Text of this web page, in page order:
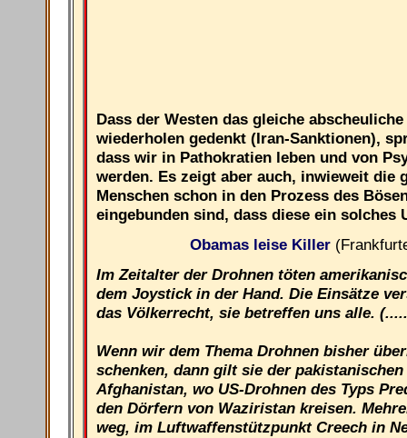
Dass der Westen das gleiche
wiederholen gedenkt (Iran-Sanktionen),
dass wir in Pathokratien leben und von
werden. Es zeigt aber auch, inwieweit die
Menschen schon in den Prozess des
eingebunden sind, dass diese ein solches
Obamas leise Killer
Im Zeitalter der Drohnen töten
dem Joystick in der Hand. Die Einsätze
das Völkerrecht, sie betreffen uns alle.
Wenn wir dem Thema Drohnen bisher
schenken, dann gilt sie der
Afghanistan, wo US-Drohnen des Typs
den Dörfern von Waziristan kreisen.
weg, im Luftwaffenstützpunkt Creech in